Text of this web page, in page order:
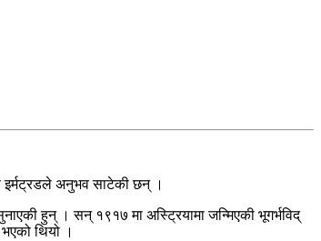
इर्मट्रडले अनुभव साटेकी छन् ।
हुन् । सन् १९१७ मा अस्ट्रियामा जन्मिएकी भूगर्भविद्
थियो ।